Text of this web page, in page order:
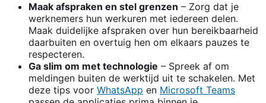
Maak afspraken en stel grenzen – Zorg dat je
werknemers hun werkuren met iedereen delen.
Maak duidelijke afspraken over hun bereikbaarheid
daarbuiten en overtuig hen om elkaars pauzes te
respecteren.
Ga slim om met technologie – Spreek af om
meldingen buiten de werktijd uit te schakelen. Met
deze tips voor WhatsApp en Microsoft Teams